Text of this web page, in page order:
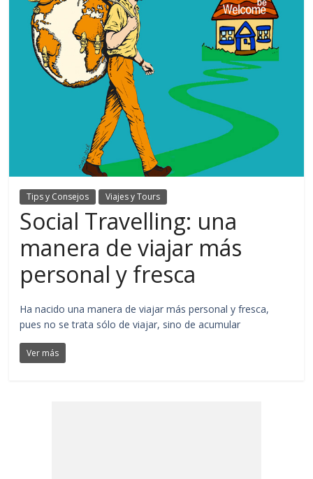
Tips y Consejos Viajes y Tours
Social Travelling: una
manera de viajar más
personal y fresca
Ha nacido una manera de viajar más personal y fresca,
pues no se trata sólo de viajar, sino de acumular
Ver más